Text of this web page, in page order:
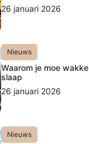
26 januari 2026
Nieuws
Waarom je moe
slaap
26 januari 2026
Nieuws